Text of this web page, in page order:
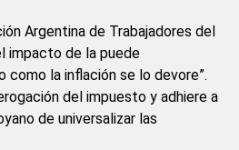
Argentina de Trabajadores del
impacto de la puede
como la inflación se lo devore”.
del impuesto y adhiere a
de universalizar las